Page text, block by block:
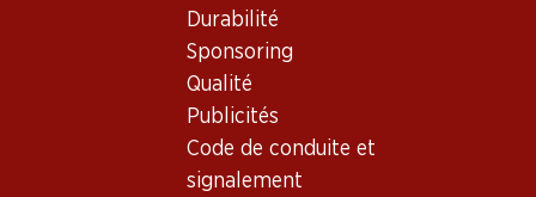
Durabilité
Sponsoring
Qualité
Publicités
Code de conduite et
signalement